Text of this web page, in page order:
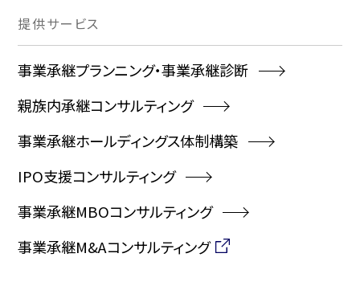
提供サービス
事業承継プランニング・事業承継診断
親族内承継コンサルティング
事業承継ホールディングス体制構築
IPO支援コンサルティング
事業承継MBOコンサルティング
事業承継M&Aコンサルティング